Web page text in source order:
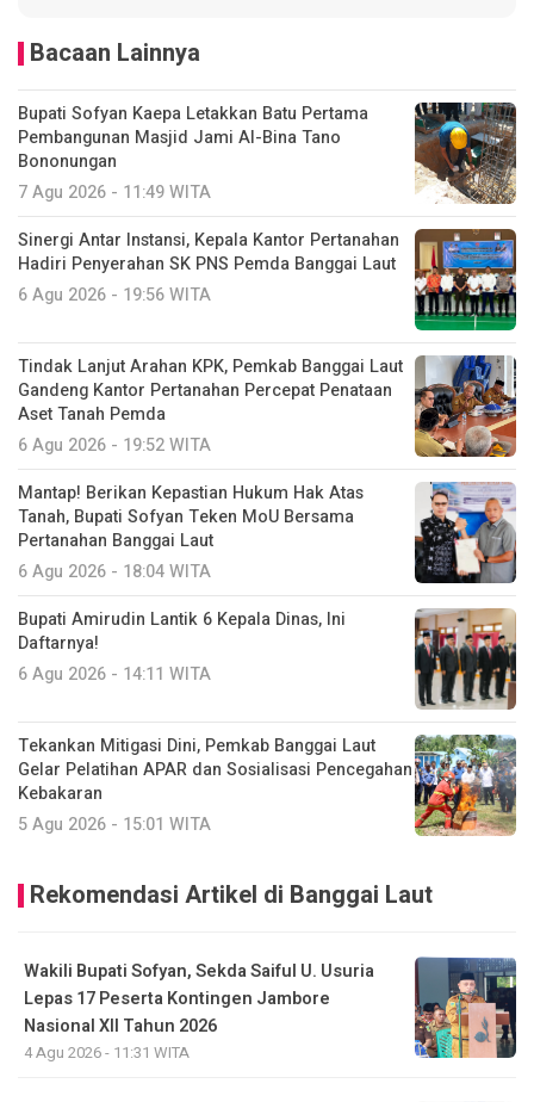
Bacaan Lainnya
Bupati Sofyan Kaepa Letakkan Batu Pertama
Pembangunan Masjid Jami Al-Bina Tano
Bononungan
7 Agu 2026 - 11:49 WITA
Sinergi Antar Instansi, Kepala Kantor Pertanahan
Hadiri Penyerahan SK PNS Pemda Banggai Laut
6 Agu 2026 - 19:56 WITA
Tindak Lanjut Arahan KPK, Pemkab Banggai Laut
Gandeng Kantor Pertanahan Percepat Penataan
Aset Tanah Pemda
6 Agu 2026 - 19:52 WITA
Mantap! Berikan Kepastian Hukum Hak Atas
Tanah, Bupati Sofyan Teken MoU Bersama
Pertanahan Banggai Laut
6 Agu 2026 - 18:04 WITA
Bupati Amirudin Lantik 6 Kepala Dinas, Ini
Daftarnya!
6 Agu 2026 - 14:11 WITA
Tekankan Mitigasi Dini, Pemkab Banggai Laut
Gelar Pelatihan APAR dan Sosialisasi Pencegahan
Kebakaran
5 Agu 2026 - 15:01 WITA
Rekomendasi Artikel di Banggai Laut
Wakili Bupati Sofyan, Sekda Saiful U. Usuria
Lepas 17 Peserta Kontingen Jambore
Nasional XII Tahun 2026
4 Agu 2026 - 11:31 WITA